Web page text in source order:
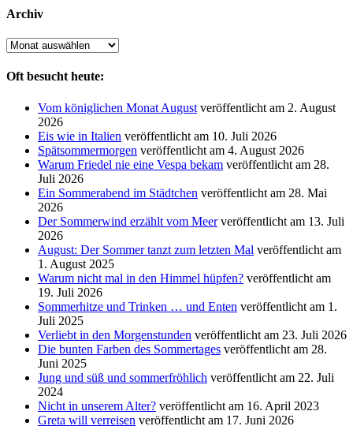
Archiv
Archiv
Oft besucht heute:
Vom königlichen Monat August veröffentlicht am 2. August
2026
Eis wie in Italien veröffentlicht am 10. Juli 2026
Spätsommermorgen veröffentlicht am 4. August 2026
Warum Friedel nie eine Vespa bekam veröffentlicht am 28.
Juli 2026
Ein Sommerabend im Städtchen veröffentlicht am 28. Mai
2026
Der Sommerwind erzählt vom Meer veröffentlicht am 13. Juli
2026
August: Der Sommer tanzt zum letzten Mal veröffentlicht am
1. August 2025
Warum nicht mal in den Himmel hüpfen? veröffentlicht am
19. Juli 2026
Sommerhitze und Trinken … und Enten veröffentlicht am 1.
Juli 2025
Verliebt in den Morgenstunden veröffentlicht am 23. Juli 2026
Die bunten Farben des Sommertages veröffentlicht am 28.
Juni 2025
Jung und süß und sommerfröhlich veröffentlicht am 22. Juli
2024
Nicht in unserem Alter? veröffentlicht am 16. April 2023
Greta will verreisen veröffentlicht am 17. Juni 2026